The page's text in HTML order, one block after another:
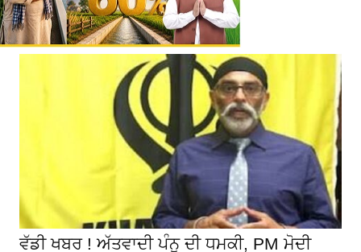
ਵੱਡੀ ਖਬਰ ! ਅੱਤਵਾਦੀ ਪੰਨੂ ਦੀ ਧਮਕੀ, PM ਮੋਦੀ